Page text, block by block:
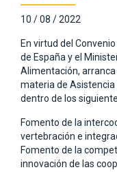
10 / 08 / 2022
En virtud del
de España y el
Alimentación,
materia de
dentro de los
Fomento de la
vertebración e
Fomento de la
innovación de las